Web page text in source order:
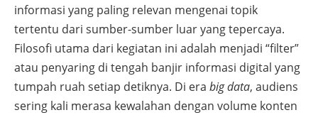
informasi yang paling relevan mengenai topik
tertentu dari sumber-sumber luar yang tepercaya.
Filosofi utama dari kegiatan ini adalah menjadi “filter”
atau penyaring di tengah banjir informasi digital yang
tumpah ruah setiap detiknya. Di era big data, audiens
sering kali merasa kewalahan dengan volume konten